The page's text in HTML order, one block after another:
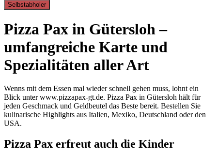
Selbstabholer
Pizza Pax in Gütersloh –
umfangreiche Karte und
Spezialitäten aller Art
Wenns mit dem Essen mal wieder schnell gehen muss, lohnt ein
Blick unter www.pizzapax-gt.de. Pizza Pax in Gütersloh hält für
jeden Geschmack und Geldbeutel das Beste bereit. Bestellen Sie
kulinarische Highlights aus Italien, Mexiko, Deutschland oder den
USA.
Pizza Pax erfreut auch die Kinder